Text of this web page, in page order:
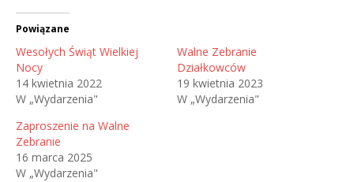
Powiązane
Wesołych Świąt Wielkiej
Nocy
14 kwietnia 2022
W „Wydarzenia"
Walne Zebranie
Działkowców
19 kwietnia 2023
W „Wydarzenia"
Zaproszenie na Walne
Zebranie
16 marca 2025
W „Wydarzenia"